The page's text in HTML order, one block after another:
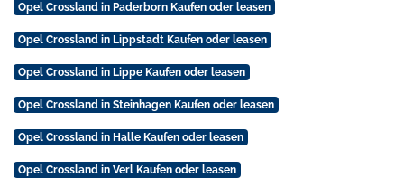
Opel Crossland in Paderborn Kaufen oder leasen
Opel Crossland in Lippstadt Kaufen oder leasen
Opel Crossland in Lippe Kaufen oder leasen
Opel Crossland in Steinhagen Kaufen oder leasen
Opel Crossland in Halle Kaufen oder leasen
Opel Crossland in Verl Kaufen oder leasen